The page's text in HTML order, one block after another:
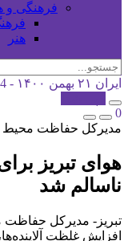
فرهنگی و
هنر
ایران ۲۱ بهمن ۱۴۰۰ - 4 سال پیش
0
مدیرکل حفاظت محیط
هوای تبریز
ناسالم شد
تبریز- مدیرکل
افزایش غلظت